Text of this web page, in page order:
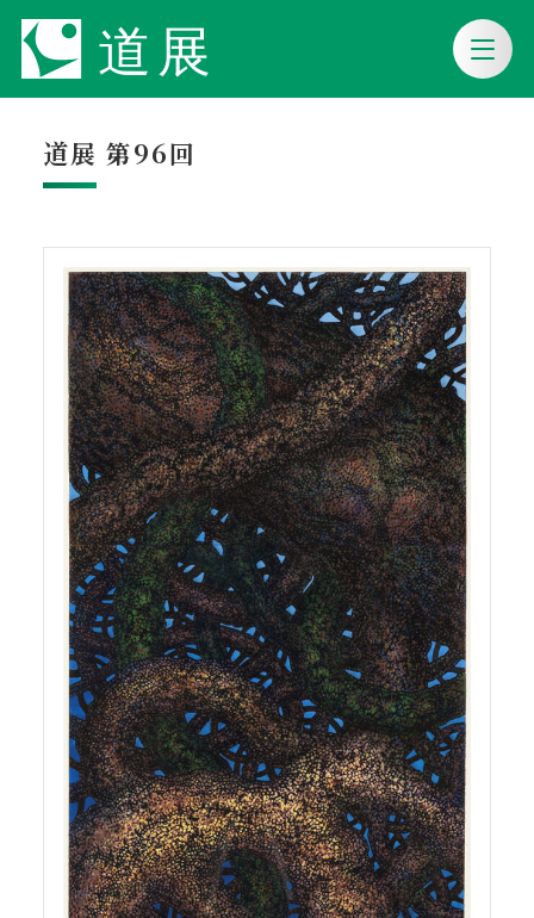
道展 第96回